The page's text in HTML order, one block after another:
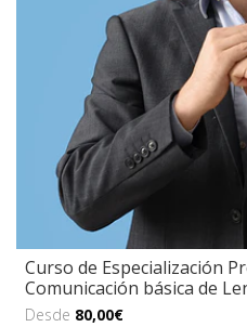
Curso de Especialización
Comunicación básica de
Desde 80,00€